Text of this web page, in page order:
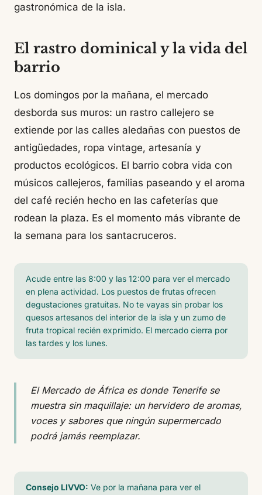
gastronómica de la isla.
El rastro dominical y la vida del
barrio
Los domingos por la mañana, el mercado
desborda sus muros: un rastro callejero se
extiende por las calles aledañas con puestos de
antigüedades, ropa vintage, artesanía y
productos ecológicos. El barrio cobra vida con
músicos callejeros, familias paseando y el aroma
del café recién hecho en las cafeterías que
rodean la plaza. Es el momento más vibrante de
la semana para los santacruceros.
Acude entre las 8:00 y las 12:00 para ver el mercado
en plena actividad. Los puestos de frutas ofrecen
degustaciones gratuitas. No te vayas sin probar los
quesos artesanos del interior de la isla y un zumo de
fruta tropical recién exprimido. El mercado cierra por
las tardes y los lunes.
El Mercado de África es donde Tenerife se
muestra sin maquillaje: un hervidero de aromas,
voces y sabores que ningún supermercado
podrá jamás reemplazar.
Consejo LIVVO: Ve por la mañana para ver el